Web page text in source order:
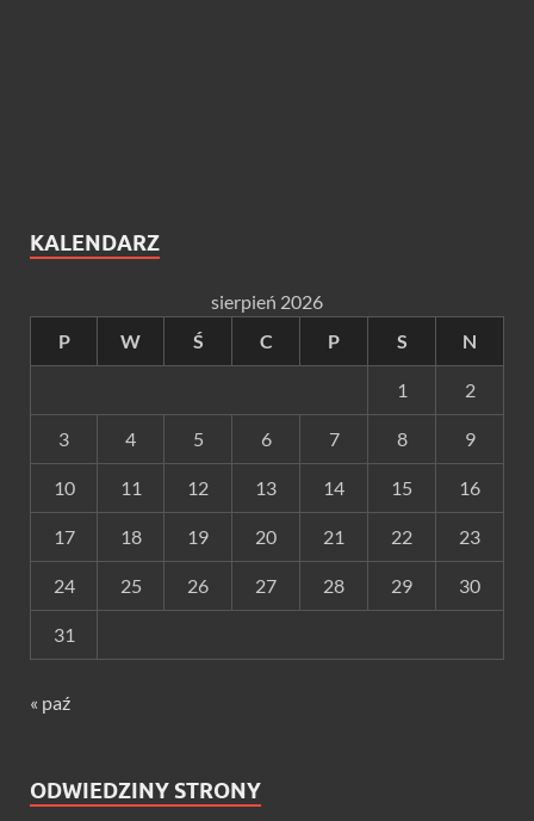
KALENDARZ
sierpień 2026
P
W Ś C P S N
1 2
3 4 5 6 7 8 9
10 11 12 13 14 15 16
17 18 19 20 21 22 23
24 25 26 27 28 29 30
31
« paź
ODWIEDZINY STRONY